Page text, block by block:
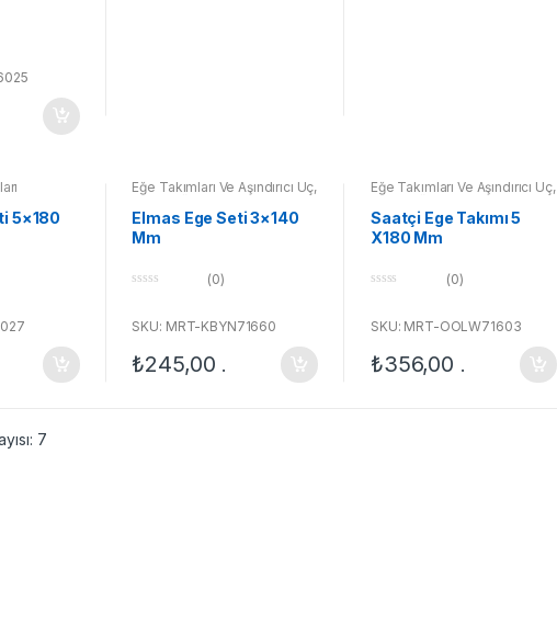
5×180
Eğe Takımları Ve Aşındırıcı Uç,
Elmas Eğe Takımları
Elmas Ege Seti 3×140
Mm
u
t
f
5
(0)
SKU: MRT-KBYN71660
₺245,00 .
Eğe Takımları Ve Aşındırıcı Uç,
Elmas Eğe Takımları
Saatçi Ege Takımı 5
X180 Mm
u
t
f
5
(0)
SKU: MRT-OOLW71603
₺356,00 .
7